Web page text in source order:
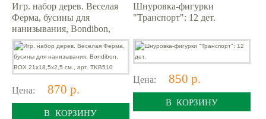
Игр. набор дерев. Веселая
Ферма, бусины для
нанизывания, Bondibon,
BOX 21х18,5х2,5 см., арт.
TKB510
Цена: 870 р.
В КОРЗИНУ
Шнуровка-фигурки
"Транспорт": 12 дет.
Цена: 850 р.
В КОРЗИНУ